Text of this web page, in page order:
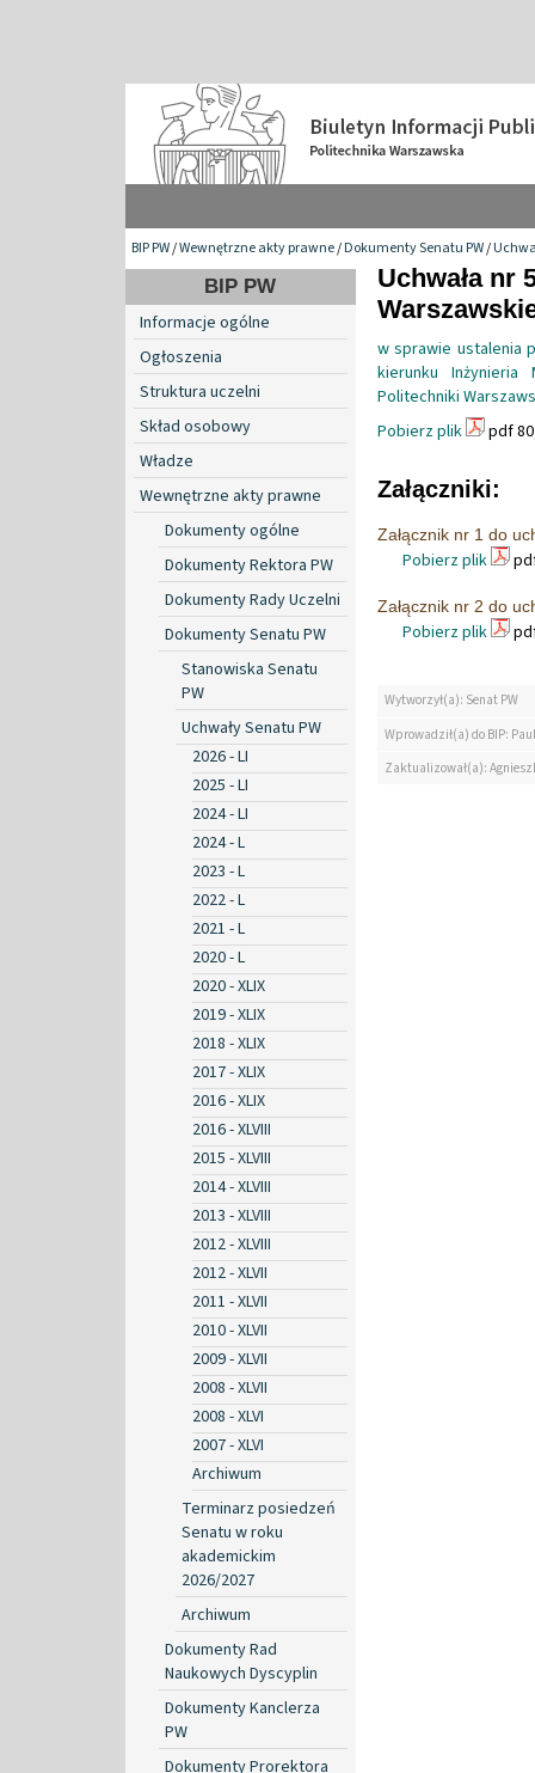
BIP PW/Wewnętrzne akty prawne/Dokumenty Senatu PW/
BIP PW
Informacje ogólne
Ogłoszenia
Struktura uczelni
Skład osobowy
Władze
Wewnętrzne akty prawne
Dokumenty ogólne
Dokumenty Rektora PW
Dokumenty Rady Uczelni
Dokumenty Senatu PW
Stanowiska Senatu
PW
Uchwały Senatu PW
2026 - LI
2025 - LI
2024 - LI
2024 - L
2023 - L
2022 - L
2021 - L
2020 - L
2020 - XLIX
2019 - XLIX
2018 - XLIX
2017 - XLIX
2016 - XLIX
2016 - XLVIII
2015 - XLVIII
2014 - XLVIII
2013 - XLVIII
2012 - XLVIII
2012 - XLVII
2011 - XLVII
2010 - XLVII
2009 - XLVII
2008 - XLVII
2008 - XLVI
2007 - XLVI
Archiwum
Terminarz posiedzeń
Senatu w roku
akademickim
2026/2027
Archiwum
Dokumenty Rad
Naukowych Dyscyplin
Dokumenty Kanclerza
PW
Dokumenty Prorektora
Uchwała nr
w sprawie ustalenia
kierunku Inżynieria
Politechniki
Pobierz plik
pdf
Załączniki:
Załącznik nr 1 do
Pobierz plik
Załącznik nr 2 do
Pobierz plik
Wytworzył(a): Senat PW
Wprowadził(a) do BIP:
Zaktualizował(a):